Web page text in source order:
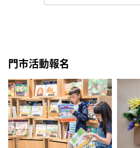
門市活動報名